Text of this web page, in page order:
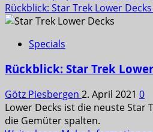
Rückblick: Star Trek Lower
Specials
Rückblick: Star Trek
Götz Piesbergen 2. April 2021 0
Lower Decks ist die neuste Star
die Gemüter spalten.